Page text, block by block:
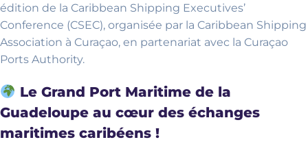
édition de la Caribbean Shipping Executives’
Conference (CSEC), organisée par la Caribbean Shipping
Association à Curaçao, en partenariat avec la Curaçao
Ports Authority.
Le Grand Port Maritime de la
Guadeloupe au cœur des échanges
maritimes caribéens !